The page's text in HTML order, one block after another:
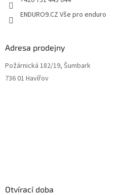
ENDURO9.CZ Vše pro enduro
Adresa prodejny
Požárnická 182/19, Šumbark
736 01 Havířov
Otvírací doba